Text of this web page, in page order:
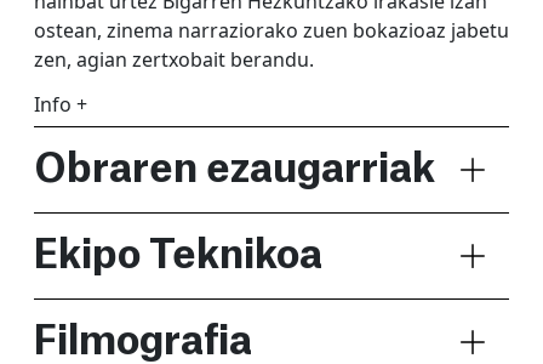
ostean, zinema narraziorako zuen bokazioaz jabetu
zen, agian zertxobait berandu.
Info +
Obraren ezaugarriak
Ekipo Teknikoa
Filmografia